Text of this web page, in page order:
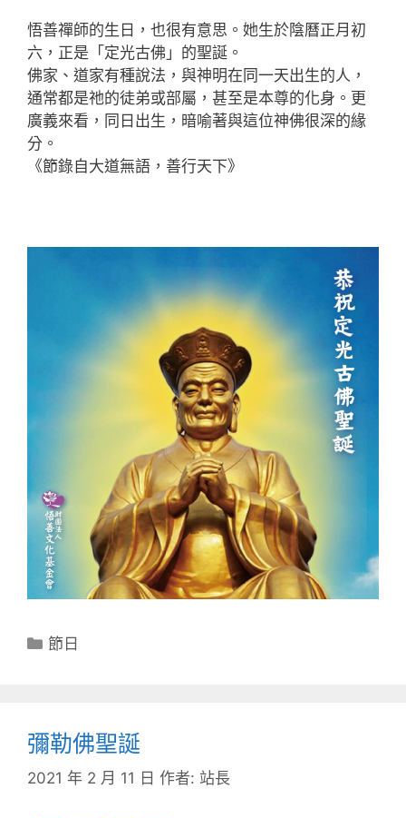
o
o
k
悟善禪師的生日，也很有意思。她生於陰曆正月初
六，正是「定光古佛」的聖誕。
佛家、道家有種說法，與神明在同一天出生的人，
通常都是祂的徒弟或部屬，甚至是本尊的化身。更
廣義來看，同日出生，暗喻著與這位神佛很深的緣
分。
《節錄自大道無語，善行天下》
分
節日
彌勒佛聖誕
2021 年 2 月 11 日 作者: 站長